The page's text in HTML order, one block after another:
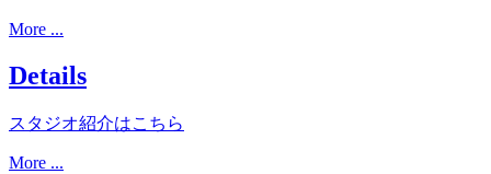
More ...
Details
スタジオ紹介はこちら
More ...